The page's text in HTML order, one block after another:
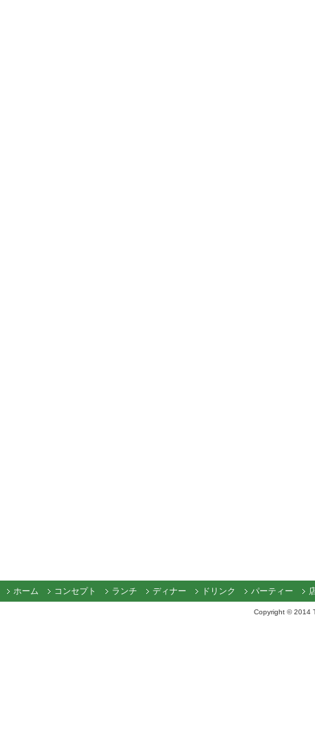
ホーム コンセプト ランチ ディナー ドリンク パーティー
Copyright © 2014